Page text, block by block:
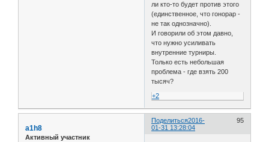
ли кто-то будет против этого
(единственное, что гонорар -
не так однозначно).
И говорили об этом давно,
что нужно усиливать
внутренние турниры.
Только есть небольшая
проблема - где взять 200
тысяч?
+2
Поделиться 95
2016-
01-31 13:28:04
a1h8
Активный участник